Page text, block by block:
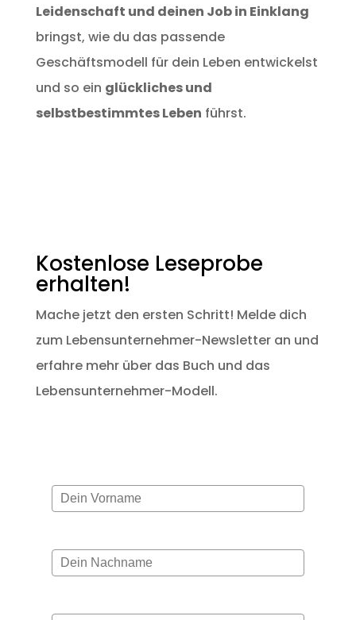
Leidenschaft und deinen Job in Einklang
bringst, wie du das passende
Geschäftsmodell für dein Leben entwickelst
und so ein glückliches und
selbstbestimmtes Leben führst.
Kostenlose Leseprobe
erhalten!
Mache jetzt den ersten Schritt! Melde dich
zum Lebensunternehmer-Newsletter an und
erfahre mehr über das Buch und das
Lebensunternehmer-Modell.